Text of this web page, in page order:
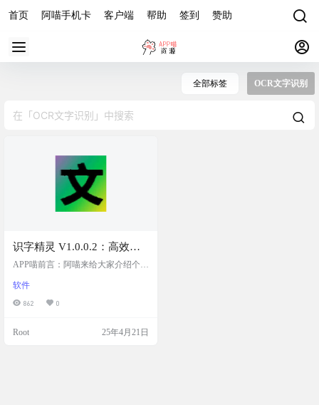
首页 阿喵手机卡 客户端 帮助 签到 赞助
全部标签 OCR文字识别
识字精灵 V1.0.0.2：高效精
准的OCR文字识别工具，支
无需联网也能高效识别文字
APP喵前言：阿喵来给大家介绍个超
论是学生党还是职场人士，都能用
它轻松搞定文字识别。它识别精度
压力，赶紧试试吧！ 软件简介 识字
软件
862 0
Root 25年4月21日